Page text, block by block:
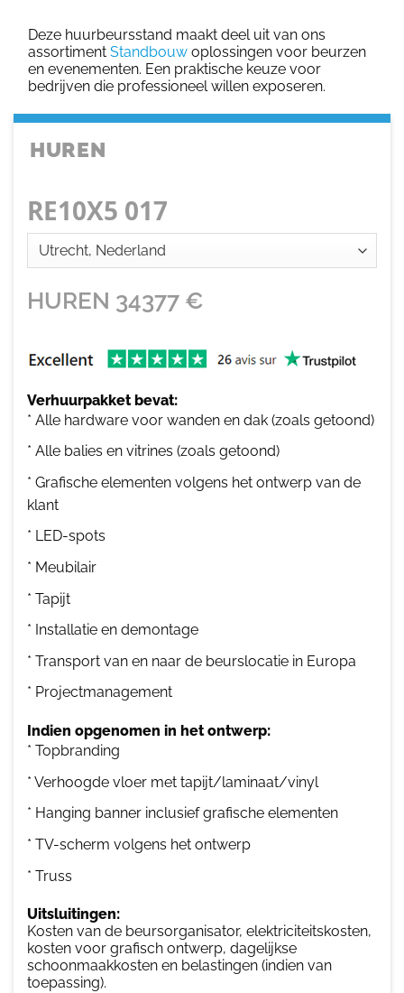
Deze huurbeursstand maakt deel uit van ons
assortiment Standbouw oplossingen voor beurzen
en evenementen. Een praktische keuze voor
bedrijven die professioneel willen exposeren.
HUREN
RE10X5 017
HUREN 34377 €
Verhuurpakket bevat:
* Alle hardware voor wanden en dak (zoals getoond)
* Alle balies en vitrines (zoals getoond)
* Grafische elementen volgens het ontwerp van de
klant
* LED-spots
* Meubilair
* Tapijt
* Installatie en demontage
* Transport van en naar de beurslocatie in Europa
* Projectmanagement
Indien opgenomen in het ontwerp:
* Topbranding
* Verhoogde vloer met tapijt/laminaat/vinyl
* Hanging banner inclusief grafische elementen
* TV-scherm volgens het ontwerp
* Truss
Uitsluitingen:
Kosten van de beursorganisator, elektriciteitskosten,
kosten voor grafisch ontwerp, dagelijkse
schoonmaakkosten en belastingen (indien van
toepassing).